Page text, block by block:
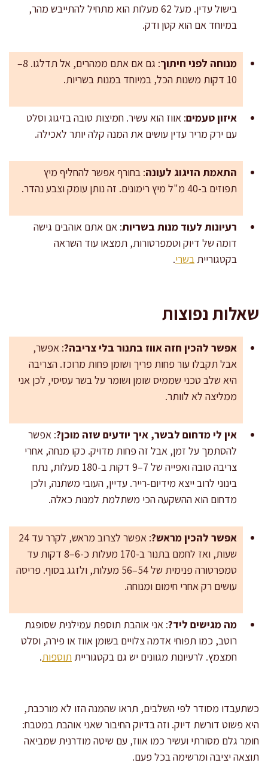
בישול עדין. מעל 62 מעלות הוא מתחיל להתייבש מהר,
במיוחד אם הוא קטן ודק.
מנוחה לפני חיתוך
: גם אם אתם ממהרים, אל תדלגו. 8–
10 דקות משנות הכל, במיוחד במנות בשריות.
איזון טעמים: אווז הוא עשיר. חמיצות טובה בזיגוג וסלט
עם ירק מריר עדין עושים את המנה קלה יותר לאכילה.
התאמת הזיגוג לעונה: בחורף אפשר להחליף מיץ
תפוזים ב-40 מ"ל מיץ רימונים. זה נותן עומק וצבע נהדר.
רעיונות לעוד מנות בשריות: אם אתם אוהבים גישה
דומה של דיוק וטמפרטורות, תמצאו עוד השראה
בקטגוריית בשרי.
שאלות נפוצות
אפשר להכין חזה אווז בתנור בלי צריבה?: אפשר,
אבל תקבלו עור פחות פריך ושומן פחות מרוכז. הצריבה
היא שלב טכני שממיס שומן ושומר על בשר עסיסי, לכן אני
ממליצה לא לוותר.
אין לי מדחום לבשר, איך יודעים שזה מוכן?: אפשר
להסתמך על זמן, אבל זה פחות מדויק. כקו מנחה, אחרי
צריבה טובה ואפייה של 7–9 דקות ב-180 מעלות, נתח
בינוני לרוב ייצא מידיום-רייר. עדיין, העובי משתנה, ולכן
מדחום הוא ההשקעה הכי משתלמת למנות כאלה.
אפשר להכין מראש?
: אפשר לצרוב מראש, לקרר עד 24
שעות, ואז לחמם בתנור ב-170 מעלות כ-6–8 דקות עד
טמפרטורה פנימית של 54–56 מעלות, ולזגג בסוף. פריסה
עושים רק אחרי חימום ומנוחה.
מה מגישים ליד?: אני אוהבת תוספת עמילנית שסופגת
רוטב, כמו תפוחי אדמה צלויים בשומן אווז או פירה, וסלט
חמצמץ. לרעיונות מגוונים יש גם בקטגוריית תוספות.
כשתעבדו מסודר לפי השלבים, תראו שהמנה הזו לא מורכבת,
היא פשוט דורשת דיוק. וזה בדיוק החיבור שאני אוהבת במטבח:
חומר גלם מסורתי ועשיר כמו אווז, עם שיטה מודרנית שמביאה
תוצאה יציבה ומרשימה בכל פעם.